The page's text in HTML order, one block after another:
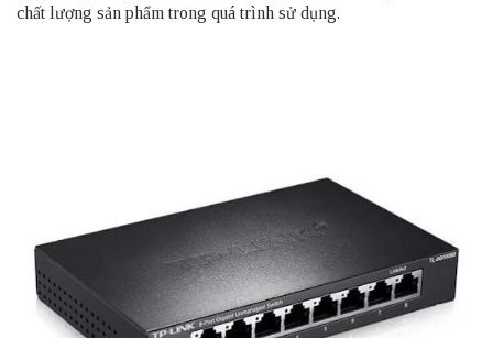
chất lượng sản phẩm trong quá trình sử dụng.